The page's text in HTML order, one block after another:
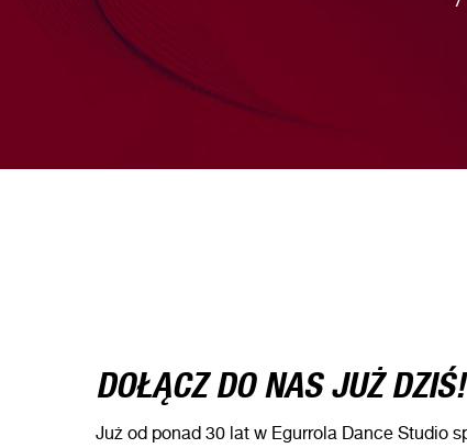
DOŁĄCZ DO NAS JUŻ DZIŚ!
Już od ponad 30 lat w Egurrola Dance Studio